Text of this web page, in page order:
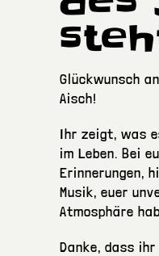
Glückwunsch an
Aisch!
Ihr zeigt, was
im Leben. Bei
Erinnerungen,
Musik, euer
Atmosphäre
Danke, dass